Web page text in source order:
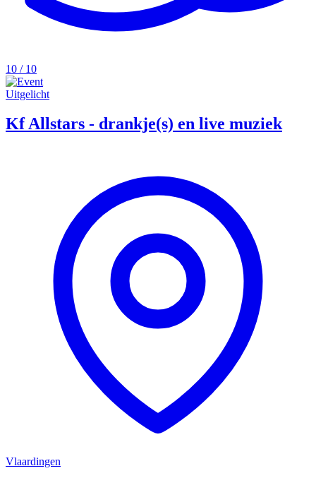
10 / 10
Uitgelicht
Kf Allstars - drankje(s) en live muziek
Vlaardingen